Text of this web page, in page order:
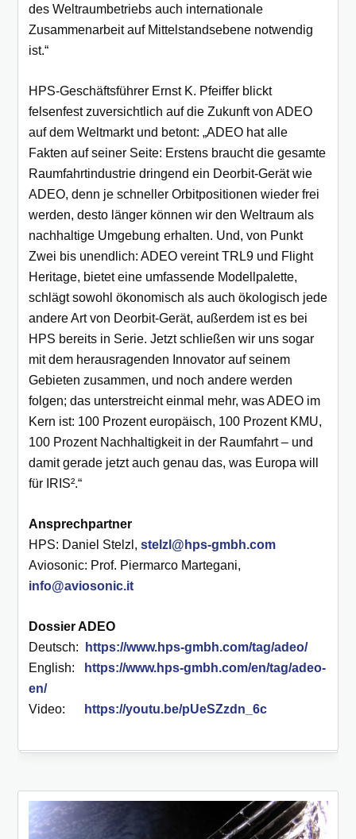
des Weltraumbetriebs auch internationale
Zusammenarbeit auf Mittelstandsebene notwendig
ist.“
HPS-Geschäftsführer Ernst K. Pfeiffer blickt
felsenfest zuversichtlich auf die Zukunft von ADEO
auf dem Weltmarkt und betont: „ADEO hat alle
Fakten auf seiner Seite: Erstens braucht die gesamte
Raumfahrtindustrie dringend ein Deorbit-Gerät wie
ADEO, denn je schneller Orbitpositionen wieder frei
werden, desto länger können wir den Weltraum als
nachhaltige Umgebung erhalten. Und, von Punkt
Zwei bis unendlich: ADEO vereint TRL9 und Flight
Heritage, bietet eine umfassende Modellpalette,
schlägt sowohl ökonomisch als auch ökologisch jede
andere Art von Deorbit-Gerät, außerdem ist es bei
HPS bereits in Serie. Jetzt schließen wir uns sogar
mit dem herausragenden Innovator auf seinem
Gebieten zusammen, und noch andere werden
folgen; das unterstreicht einmal mehr, was ADEO im
Kern ist: 100 Prozent europäisch, 100 Prozent KMU,
100 Prozent Nachhaltigkeit in der Raumfahrt – und
damit gerade jetzt auch genau das, was Europa will
für IRIS².“
Ansprechpartner
HPS: Daniel Stelzl, stelzl@hps-gmbh.com
Aviosonic: Prof. Piermarco Martegani,
info@aviosonic.it
Dossier ADEO
Deutsch:
https://www.hps-gmbh.com/tag/adeo/
English:
https://www.hps-gmbh.com/en/tag/adeo-
en/
Video:
https://youtu.be/pUeSZzdn_6c